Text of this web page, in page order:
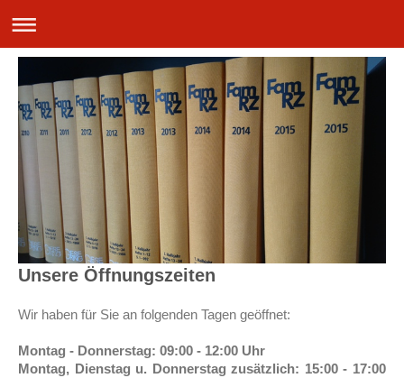
Unsere Öffnungszeiten
Wir haben für Sie an folgenden Tagen geöffnet:
Montag - Donnerstag: 09:00 - 12:00 Uhr
Montag, Dienstag u. Donnerstag zusätzlich: 15:00 - 17:00